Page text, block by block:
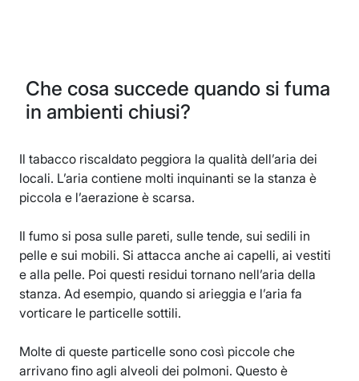
Che cosa succede quando si fuma
in ambienti chiusi?
Il tabacco riscaldato peggiora la qualità dell’aria dei
locali. L’aria contiene molti inquinanti se la stanza è
piccola e l’aerazione è scarsa.
Il fumo si posa sulle pareti, sulle tende, sui sedili in
pelle e sui mobili. Si attacca anche ai capelli, ai vestiti
e alla pelle. Poi questi residui tornano nell’aria della
stanza. Ad esempio, quando si arieggia e l’aria fa
vorticare le particelle sottili.
Molte di queste particelle sono così piccole che
arrivano fino agli alveoli dei polmoni. Questo è